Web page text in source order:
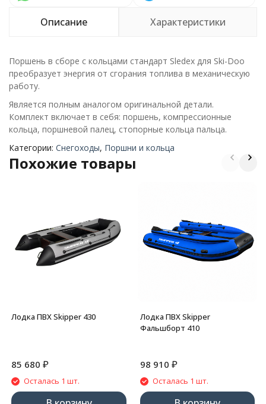
Описание Характеристики
Поршень в сборе с кольцами стандарт Sledex для Ski-Doo
преобразует энергия от сгорания топлива в механическую
работу.
Является полным аналогом оригинальной детали.
Комплект включает в себя: поршень, компрессионные
кольца, поршневой палец, стопорные кольца пальца.
Категории: Снегоходы, Поршни и кольца
Похожие товары
Лодка ПВХ Skipper 430
85 680 ₽
Осталась 1 шт.
Лодка ПВХ Skipper
Фальшборт 410
98 910 ₽
Осталась 1 шт.